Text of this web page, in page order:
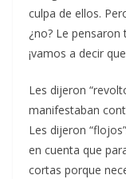
culpa de ellos.
¿no? Le
¡vamos a decir
Les dijeron
manifestaban
Les dijeron
en cuenta que
cortas porque